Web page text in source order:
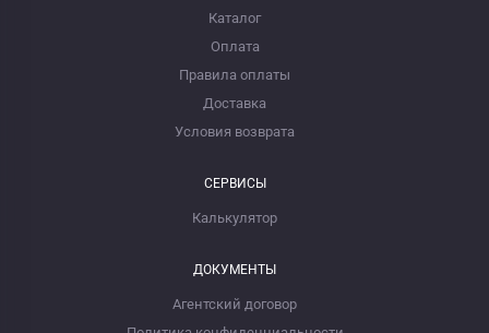
Каталог
Оплата
Правила оплаты
Доставка
Условия возврата
СЕРВИСЫ
Калькулятор
ДОКУМЕНТЫ
Агентский договор